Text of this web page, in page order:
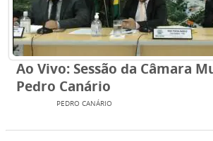
Ao Vivo: Sessão da Câmara
Pedro Canário
PEDRO CANÁRIO